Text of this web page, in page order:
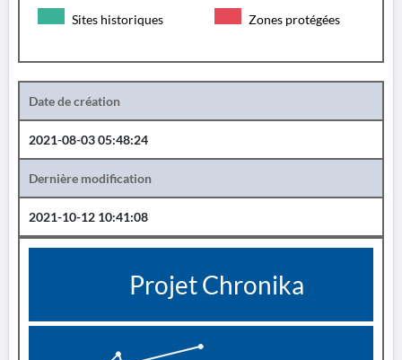
Sites historiques Zones protégées
Date de création
2021-08-03 05:48:24
Dernière modification
2021-10-12 10:41:08
Projet Chronika